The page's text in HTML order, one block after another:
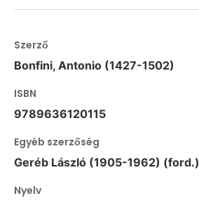
Szerző
Bonfini, Antonio (1427-1502)
ISBN
9789636120115
Egyéb szerzőség
Geréb László (1905-1962) (ford.)
Nyelv